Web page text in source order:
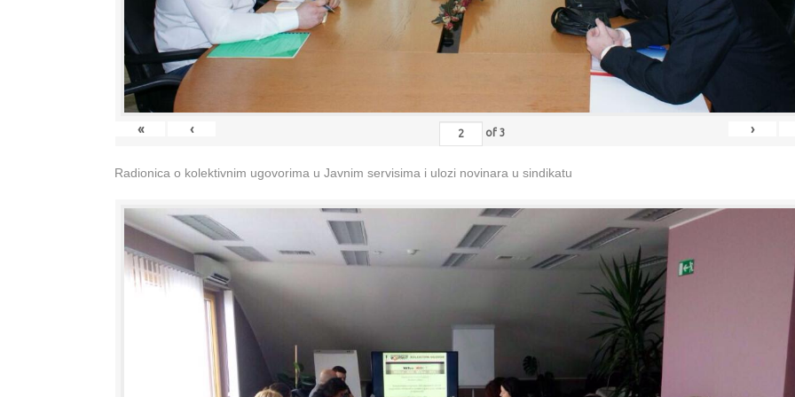
« ‹ of 3 ›
Radionica o kolektivnim ugovorima u Javnim servisima i ulozi novinara u sindikatu